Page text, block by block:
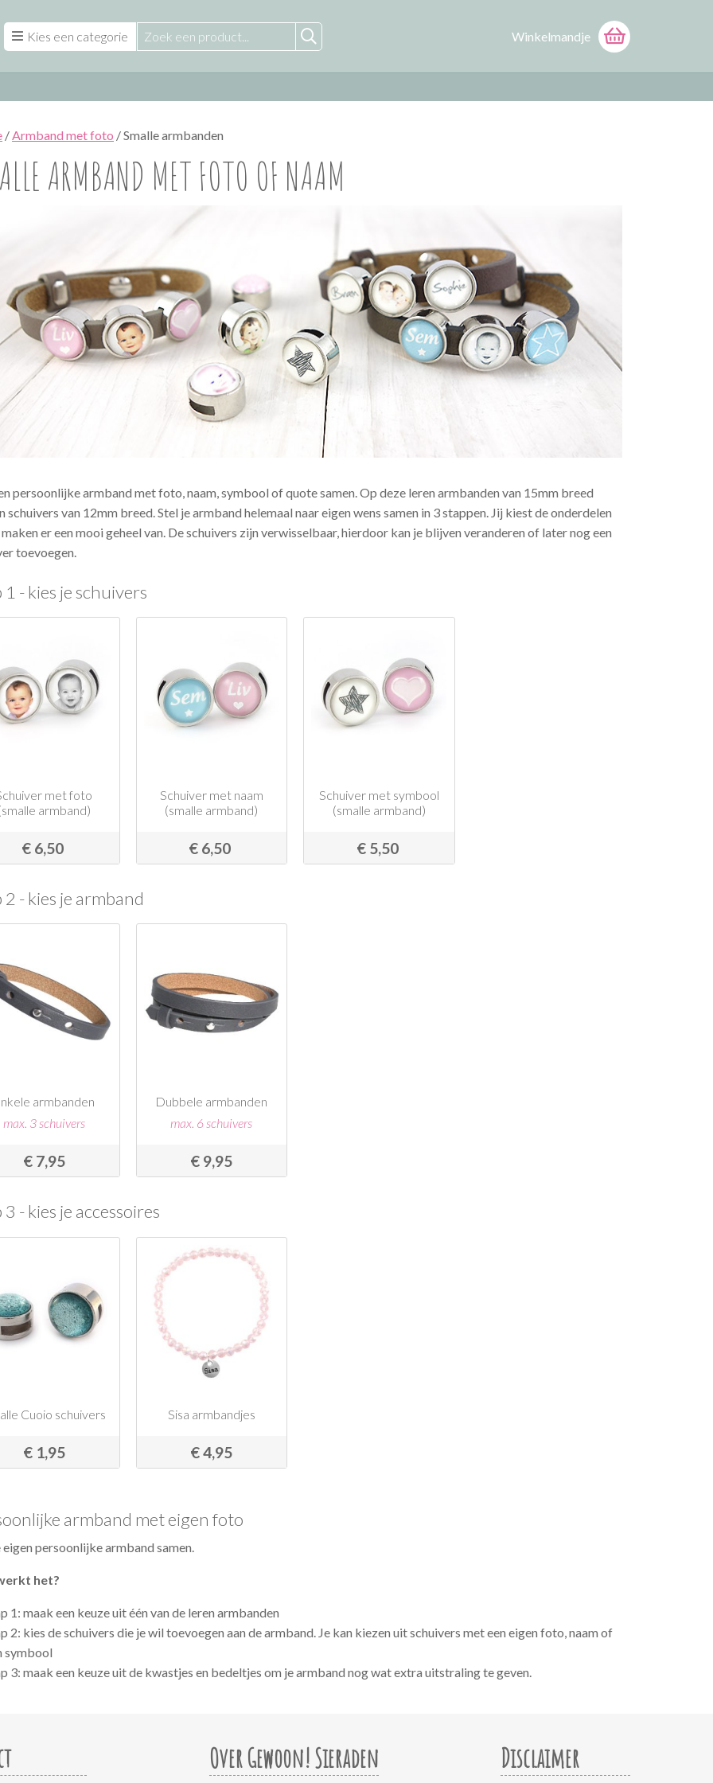
Kies een categorie Winkelmandje
/Armband met foto / Smalle armbanden
ARMBAND MET FOTO OF NAAM
persoonlijke armband met foto, naam, symbool of quote samen. Op deze leren armbanden van 15mm breed
schuivers van 12mm breed. Stel je armband helemaal naar eigen wens samen in 3 stappen. Jij kiest de onderdelen
er een mooi geheel van. De schuivers zijn verwisselbaar, hierdoor kan je blijven veranderen of later nog een
toevoegen.
1 - kies je schuivers
met foto
armband)
€ 6,50
Schuiver met naam
(smalle armband)
€ 6,50
Schuiver met symbool
(smalle armband)
€ 5,50
2 - kies je armband
armbanden
max. 3 schuivers
€ 7,95
Dubbele armbanden
max. 6 schuivers
€ 9,95
3 - kies je accessoires
Cuoio schuivers
€ 1,95
Sisa armbandjes
€ 4,95
armband met eigen foto
eigen persoonlijke armband samen.
het?
1: maak een keuze uit één van de leren armbanden
2: kies de schuivers die je wil toevoegen aan de armband. Je kan kiezen uit schuivers met een eigen foto, naam of
symbool
3: maak een keuze uit de kwastjes en bedeltjes om je armband nog wat extra uitstraling te geven.
Over Gewoon! Sieraden Disclaimer